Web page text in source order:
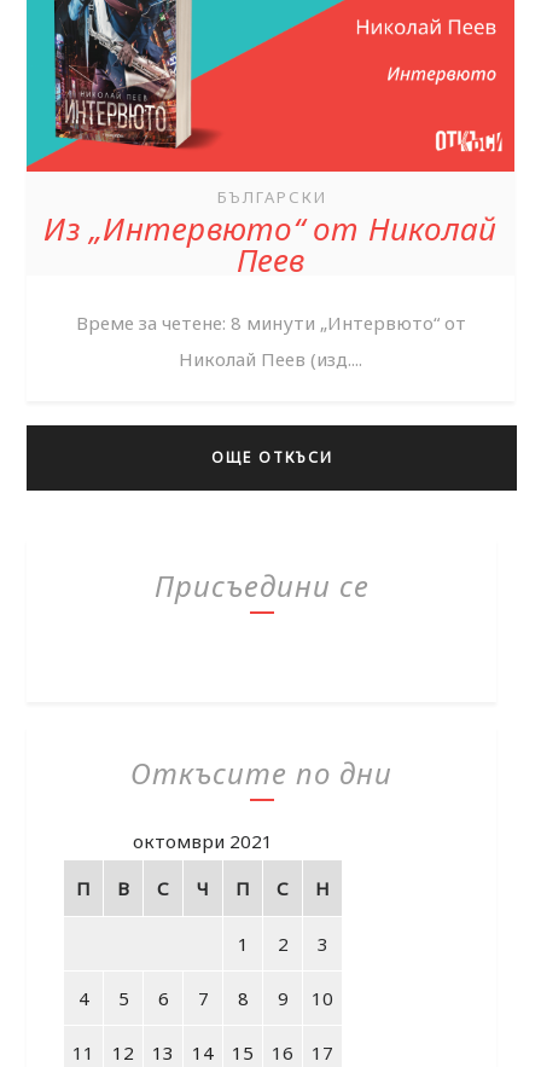
БЪЛГАРСКИ
Из „Интервюто“ от Николай
Пеев
Време за четене: 8 минути „Интервюто“ от
Николай Пеев (изд....
ОЩЕ ОТКЪСИ
Присъедини се
Откъсите по дни
октомври 2021
П
В С Ч П С Н
1 2 3
4 5 6 7 8 9 10
11 12 13 14 15 16 17